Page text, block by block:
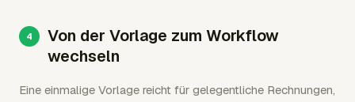
Von der Vorlage zum Workflow
wechseln
Eine einmalige Vorlage reicht für gelegentliche Rechnungen,